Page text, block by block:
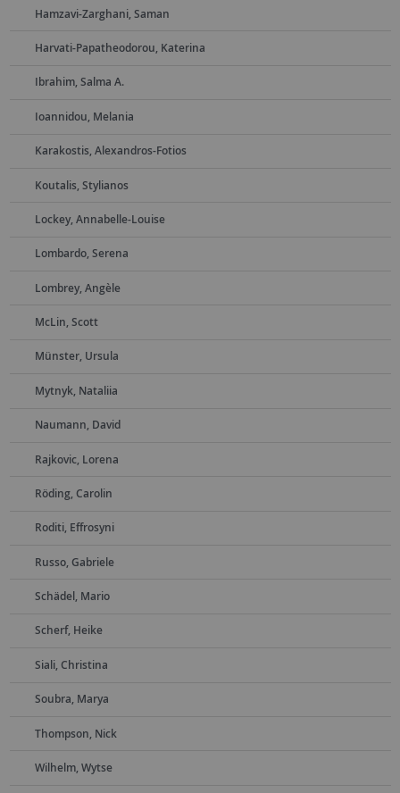
Hamzavi-Zarghani, Saman
Harvati-Papatheodorou, Katerina
Ibrahim, Salma A.
Ioannidou, Melania
Karakostis, Alexandros-Fotios
Koutalis, Stylianos
Lockey, Annabelle-Louise
Lombardo, Serena
Lombrey, Angèle
McLin, Scott
Münster, Ursula
Mytnyk, Nataliia
Naumann, David
Rajkovic, Lorena
Röding, Carolin
Roditi, Effrosyni
Russo, Gabriele
Schädel, Mario
Scherf, Heike
Siali, Christina
Soubra, Marya
Thompson, Nick
Wilhelm, Wytse